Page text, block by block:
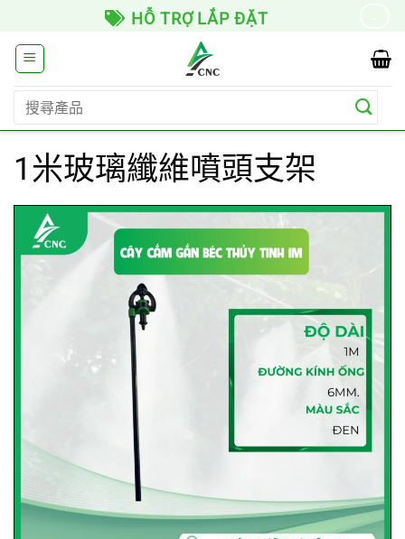
content
HỖ TRỢ LẮP ĐẶT
鍵
字:
1米玻璃纖維噴頭支架